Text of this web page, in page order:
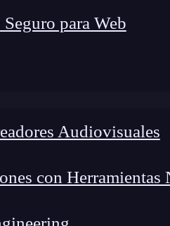
para Web
Audiovisuales
con